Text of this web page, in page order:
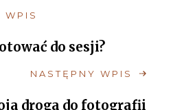
WPIS
do sesji?
NASTĘPNY WPIS
droga do fotografii